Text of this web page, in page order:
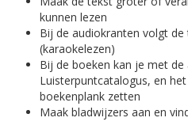
kunnen lezen
Bij de audiokranten volgt
(karaokelezen)
Bij de boeken kan je met de
Luisterpuntcatalogus, en
boekenplank zetten
Maak bladwijzers aan en